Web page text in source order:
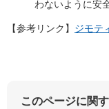
わないように安
【参考リンク】 ジモテ
このページに関